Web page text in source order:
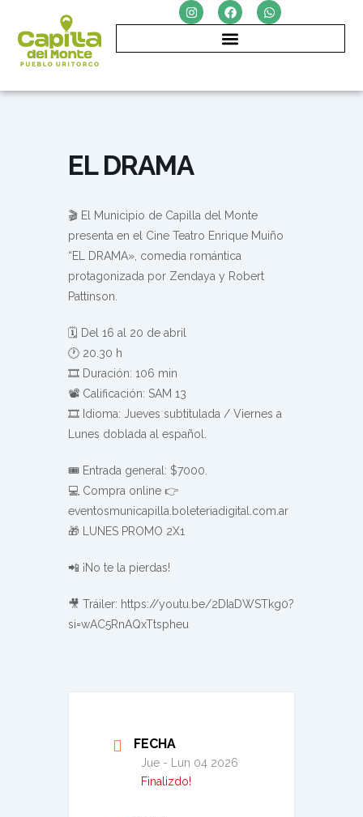
contenido
I
n
s
a
a
F
a
c
e
b
k
W
h
a
s
p
EL DRAMA
🎬 El Municipio de Capilla del Monte
presenta en el Cine Teatro Enrique Muiño
“EL DRAMA», comedia romántica
protagonizada por Zendaya y Robert
Pattinson.
🗓️ Del 16 al 20 de abril
🕐 20.30 h
🎞 Duración: 106 min
📽️ Calificación: SAM 13
🎞️ Idioma: Jueves subtitulada / Viernes a
Lunes doblada al español.
🎟 Entrada general: $7000.
💻 Compra online 👉
eventosmunicapilla.boleteriadigital.com.ar
🎁 LUNES PROMO 2X1
📲 ¡No te la pierdas!
🎥 Tráiler: https://youtu.be/2DIaDWSTkg0?
si=wAC5RnAQxTtspheu
FECHA
Jue - Lun 04 2026
Finalizdo!